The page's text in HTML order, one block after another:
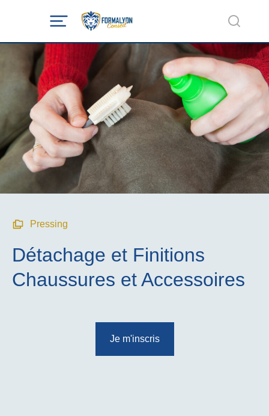
Pressing
Détachage et Finitions
Chaussures et Accessoires
Je m'inscris